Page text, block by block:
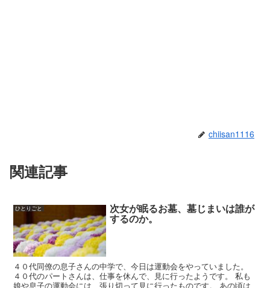
chiisan1116
関連記事
ひとりごと 次女が眠るお墓、墓じまいは誰が
するのか。
４０代同僚の息子さんの中学で、今日は運動会をやっていました。
４０代のパートさんは、仕事を休んで、見に行ったようです。 私も
娘や息子の運動会には、張り切って見に行ったものです。 あの頃は